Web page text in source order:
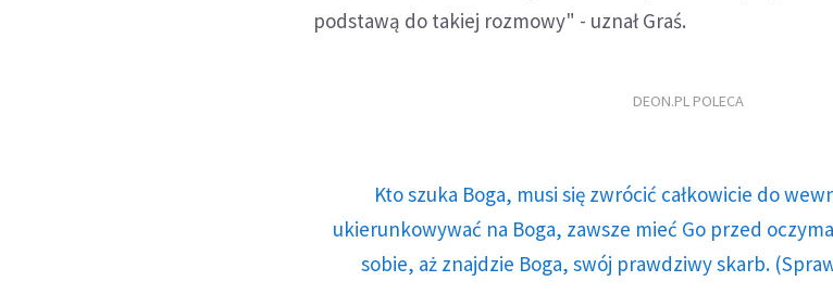
podstawą do takiej rozmowy" - uznał Graś.
DEON.PL POLECA
Kto szuka Boga, musi się zwrócić całkowicie do
ukierunkowywać na Boga, zawsze mieć Go przed
sobie, aż znajdzie Boga, swój prawdziwy skarb.